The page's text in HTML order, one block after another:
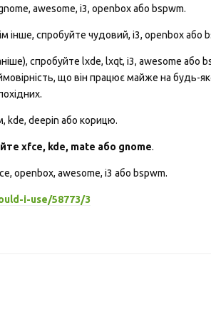
awesome, i3, openbox або bspwm.
інше, спробуйте чудовий, i3, openbox або
спробуйте lxde, lxqt, i3, awesome або
що він працює майже на будь-
kde, deepin або корицю.
xfce, kde, mate або gnome.
openbox, awesome, i3 або bspwm.
i-use/58773/3